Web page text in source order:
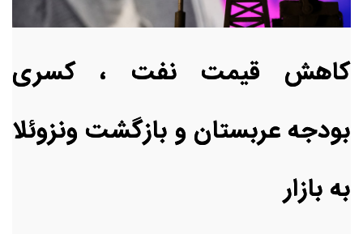
کاهش قیمت نفت ، کسری
بودجه عربستان و بازگشت ونزوئلا
به بازار